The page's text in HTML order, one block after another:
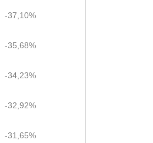
-37,10%
-35,68%
-34,23%
-32,92%
-31,65%